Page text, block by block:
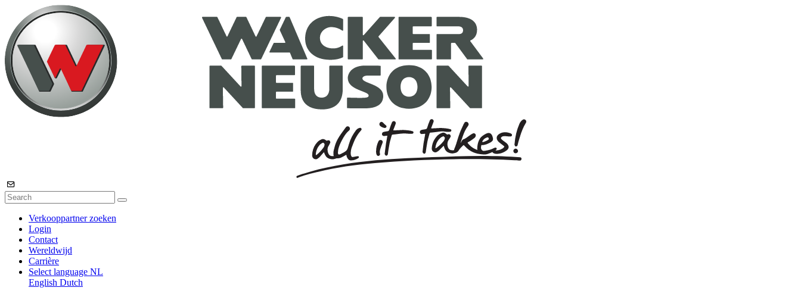
Verkooppartner zoeken
Login
Contact
Wereldwijd
Carrière
Select language NL
English Dutch